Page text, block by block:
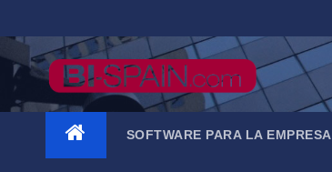
al
contenido
SOFTWARE PARA LA EMPRESA